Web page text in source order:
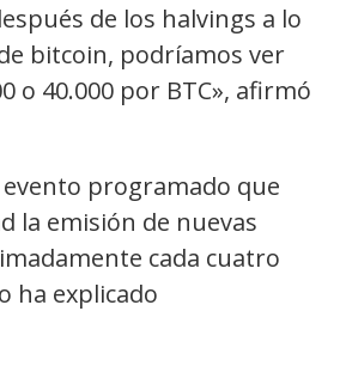
de los halvings a lo
bitcoin, podríamos ver
o 40.000 por BTC», afirmó
programado que
la emisión de nuevas
cada cuatro
ha explicado